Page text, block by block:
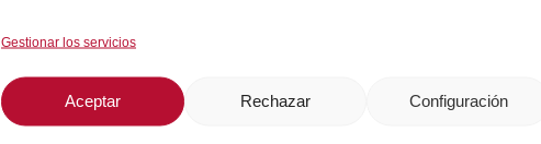
Gestionar los servicios
Aceptar Rechazar Configuración